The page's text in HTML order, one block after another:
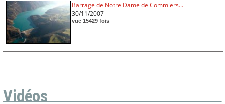
Barrage de Notre Dame de Commiers...
30/11/2007
vue 15429 fois
Vidéos